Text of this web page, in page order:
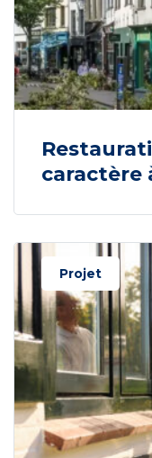
caractère
Projet